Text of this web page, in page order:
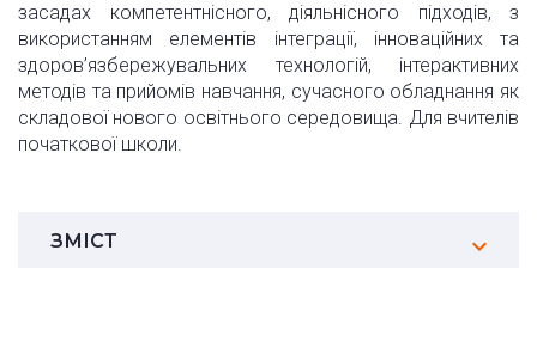
засадах компетентнісного, діяльнісного підходів, з
використанням елементів інтеграції, інноваційних та
здоров’язбережувальних технологій, інтерактивних
методів та прийомів навчання, сучасного обладнання як
складової нового освітнього середовища. Для вчителів
початкової школи.
ЗМІСТ